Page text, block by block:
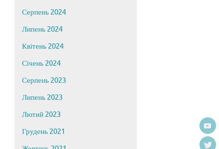
Серпень 2024
Липень 2024
Квітень 2024
Січень 2024
Серпень 2023
Липень 2023
Лютий 2023
Грудень 2021